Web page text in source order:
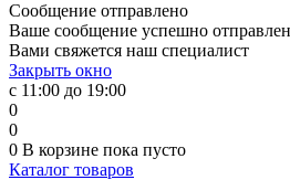
Сообщение отправлено
Ваше сообщение успешно
Вами свяжется наш специалист
Закрыть окно
с 11:00 до 19:00
0
0
0 В корзине пока пусто
Каталог товаров